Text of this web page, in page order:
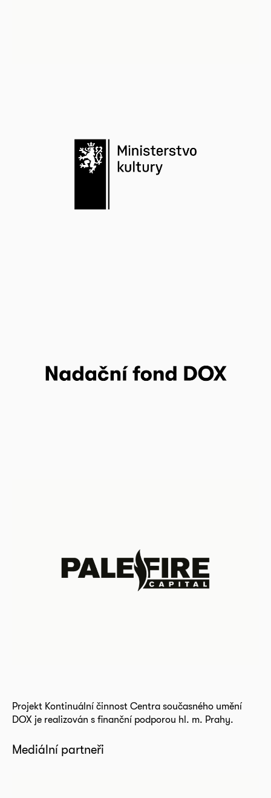
Projekt Kontinuální činnost Centra současného umění
DOX je realizován s finanční podporou hl. m. Prahy.
Mediální partneři